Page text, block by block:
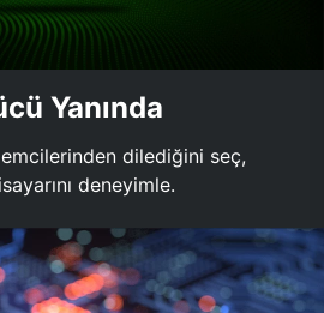
Yanında
dilediğini seç,
deneyimle.